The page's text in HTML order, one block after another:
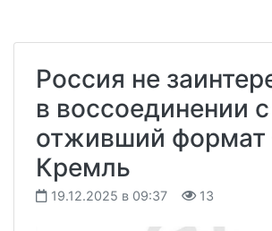
Россия не
в воссоединении с
отживший
Кремль
19.12.2025 в 09:37 13